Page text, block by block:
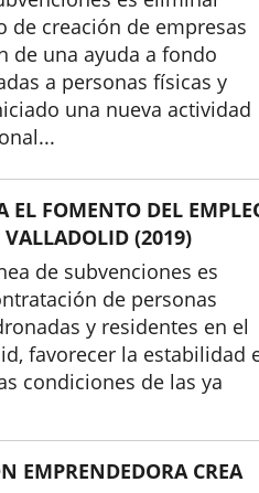
de creación de empresas
de una ayuda a fondo
a personas físicas y
una nueva actividad
EL FOMENTO DEL
(2019)
de subvenciones es
de personas
y residentes en el
favorecer la estabilidad
condiciones de las ya
EMPRENDEDORA CREA